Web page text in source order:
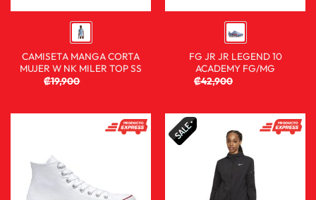
CAMISETA MANGA CORTA
MUJER W NK MILER TOP SS
₡19,900
FG JR JR LEGEND 10
ACADEMY FG/MG
₡42,900